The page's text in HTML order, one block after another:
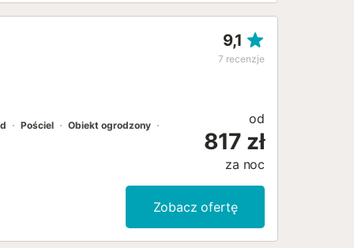
9,1
7 recenzje
Pościel
Obiekt ogrodzony
od
817 zł
za noc
Zobacz ofertę